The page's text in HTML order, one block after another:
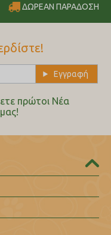
ΔΩΡΕΑΝ ΠΑΡΑΔΟΣΗ
πρώτοι Nέα